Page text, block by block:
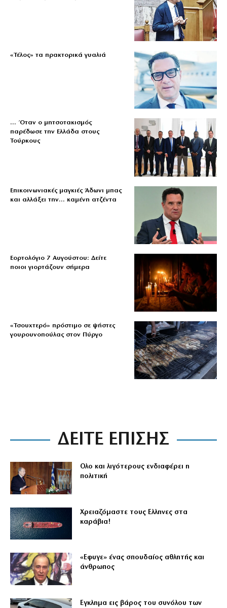
«Τέλος» τα πρακτορικά γυαλιά
… Όταν ο μητσοτακισμός
παρέδωσε την Ελλάδα στους
Τούρκους
Επικοινωνιακές μαγκιές Άδωνι μπας
και αλλάξει την… καμένη ατζέντα
Εορτολόγιο 7 Αυγούστου: Δείτε
ποιοι γιορτάζουν σήμερα
«Τσουχτερό» πρόστιμο σε ψήστες
γουρουνοπούλας στον Πύργο
ΔΕΙΤΕ ΕΠΙΣΗΣ
Ολο και λιγότερους ενδιαφέρει η
πολιτική
Χρειαζόμαστε τους Eλληνες στα
καράβια!
«Εφυγε» ένας σπουδαίος αθλητής και
άνθρωπος
Εγκλημα εις βάρος του συνόλου των